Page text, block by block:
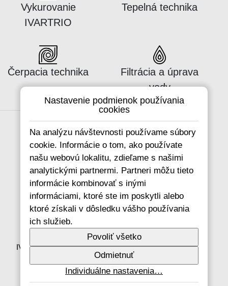
Nastavenie podmienok používania
cookies
Na analýzu návštevnosti používame súbory
cookie. Informácie o tom, ako používate
našu webovú lokalitu, zdieľame s našimi
analytickými partnermi. Partneri môžu tieto
informácie kombinovať s inými
informáciami, ktoré ste im poskytli alebo
ktoré získali v dôsledku vášho používania
ich služieb.
Povoliť všetko
Odmietnuť
Individuálne nastavenia…
Katalógus:
Vykurovanie
IVARTRIO
Katalógus:
Tepelná technika
Katalógus:
Čerpacia technika Katalógus:
Filtrácia a úprava
vody
Spojte se s námi
+421 346 214 431
info@ivarsk.sk
Ochrana osobných údajov
Cookies
IVAR CS spol. s r.o., Velvarská 9, Podhořany, 277 51
Nelahozeves
IČO: 45276935 DIČ: CZ45276935